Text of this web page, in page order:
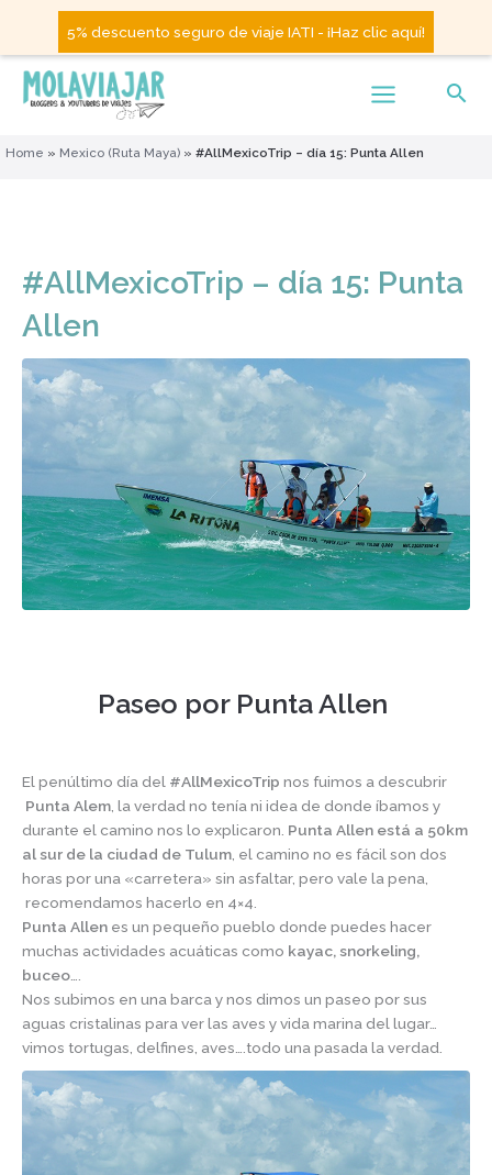
5% descuento seguro de viaje IATI - ¡Haz clic aquí!
Home » Mexico (Ruta Maya) » #AllMexicoTrip – día 15: Punta Allen
#AllMexicoTrip – día 15: Punta
Allen
Paseo por Punta Allen
El penúltimo día del #AllMexicoTrip nos fuimos a descubrir
Punta Alem , la verdad no tenía ni idea de donde íbamos y
durante el camino nos lo explicaron. Punta Allen está a 50km
al sur de la ciudad de Tulum , el camino no es fácil son dos
horas por una «carretera» sin asfaltar, pero vale la pena,
recomendamos hacerlo en 4×4.
Punta Allen es un pequeño pueblo donde puedes hacer
muchas actividades acuáticas como kayac, snorkeling,
buceo
Nos subimos en una barca y nos dimos un paseo por sus
aguas cristalinas para ver las aves y vida marina del lugar…
vimos tortugas, delfines, aves….todo una pasada la verdad.